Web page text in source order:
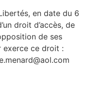
en date du 6
droit d’accès, de
de ses
exerce ce droit :